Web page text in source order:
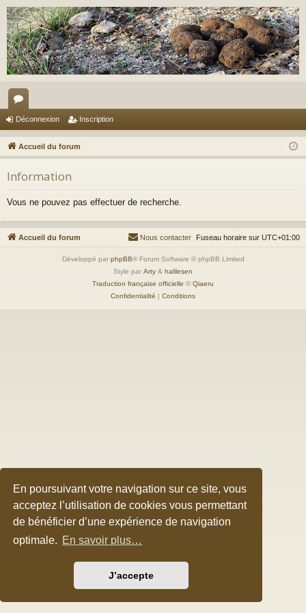
En poursuivant votre navigation sur ce site, vous
acceptez l’utilisation de cookies vous permettant
de bénéficier d’une expérience de navigation
optimale. En savoir plus…
J’accepte
or
u
m
s
Déconnexion Inscription
Accueil du forum
Information
Vous ne pouvez pas effectuer de recherche.
Accueil du forum Fuseau horaire sur UTC+01:00
Nous contacter
Développé par phpBB® Forum Software © phpBB Limited
Style par Arty & halilesen
Traduction française officielle © Qiaeru
Confidentialité | Conditions